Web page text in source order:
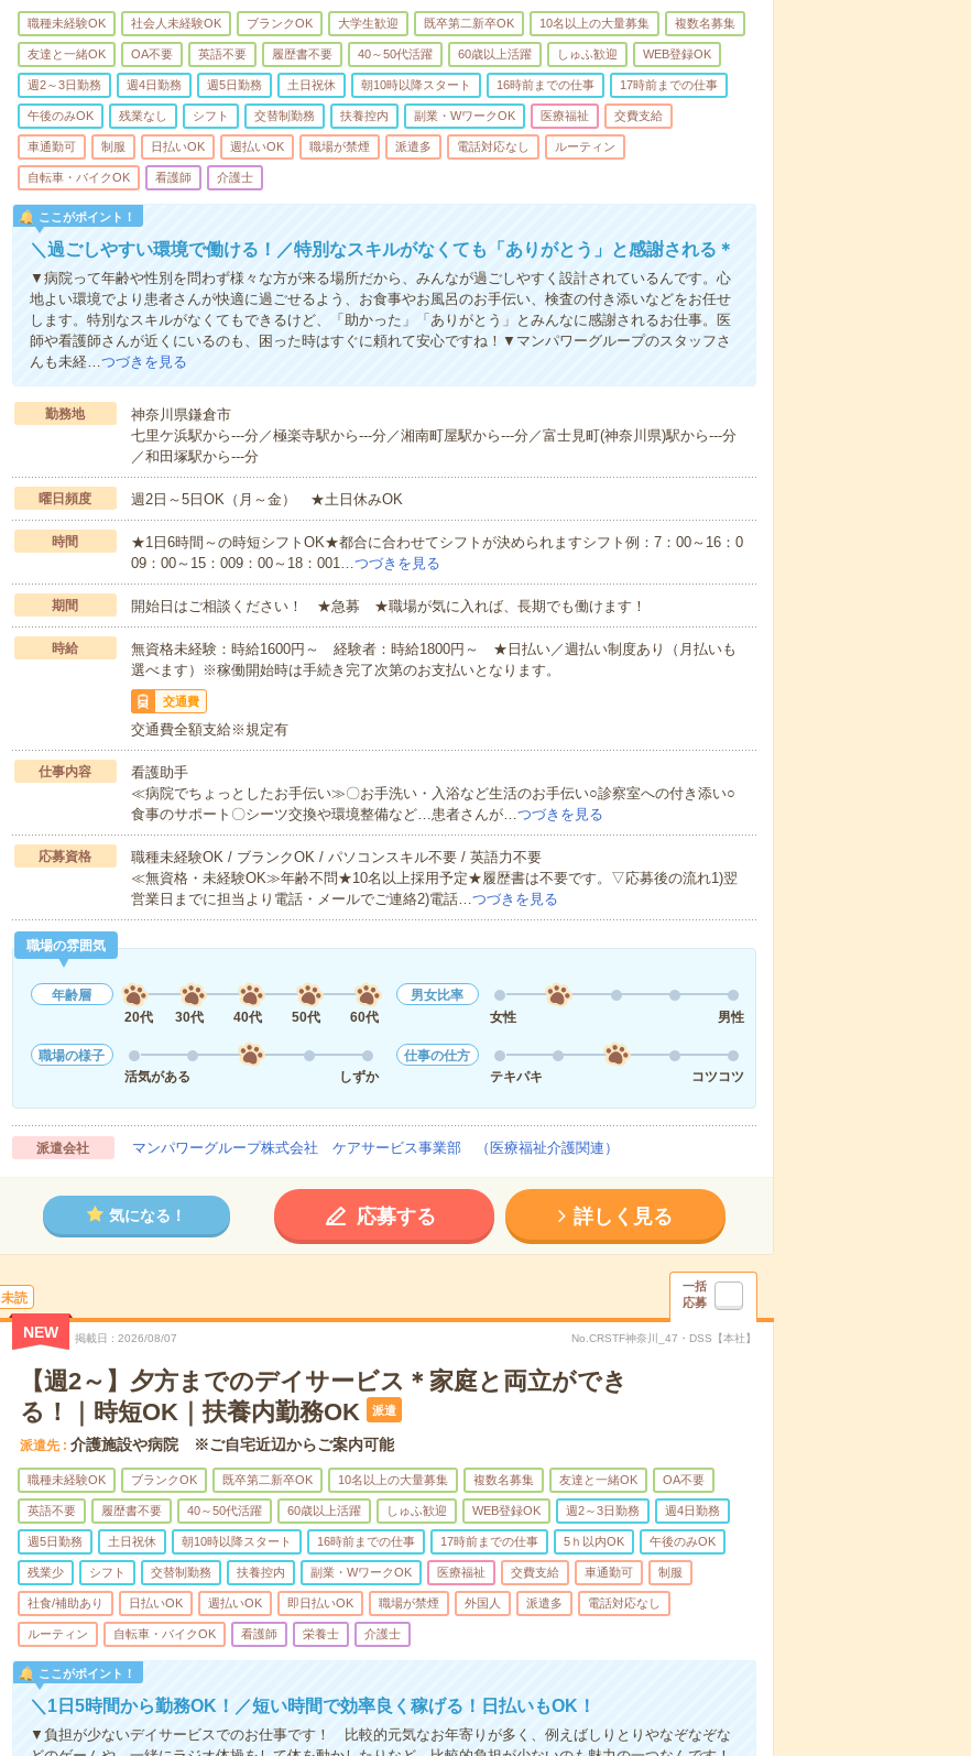
職種未経験OK 社会人未経験OK ブランクOK 大学生歓迎 既卒第二新卒OK 10名以上の大量募集 複数名募集
友達と一緒OK OA不要 英語不要 履歴書不要 40～50代活躍 60歳以上活躍 しゅふ歓迎 WEB登録OK
週2～3日勤務 週4日勤務 週5日勤務 土日祝休 朝10時以降スタート 16時前までの仕事 17時前までの仕事
午後のみOK 残業なし シフト 交替制勤務 扶養控内 副業・WワークOK 医療福祉 交費支給
車通勤可 制服 日払いOK 週払いOK 職場が禁煙 派遣多 電話対応なし ルーティン
自転車・バイクOK 看護師 介護士
ここがポイント！
＼過ごしやすい環境で働ける！／特別なスキルがなくても「ありがとう」と感謝される＊
▼病院って年齢や性別を問わず様々な方が来る場所だから、みんなが過ごしやすく設計されているんです。心
地よい環境でより患者さんが快適に過ごせるよう、お食事やお風呂のお手伝い、検査の付き添いなどをお任せ
します。特別なスキルがなくてもできるけど、「助かった」「ありがとう」とみんなに感謝されるお仕事。医
師や看護師さんが近くにいるのも、困った時はすぐに頼れて安心ですね！▼マンパワーグループのスタッフさ
んも未経…つづきを見る
勤務地
神奈川県鎌倉市
七里ケ浜駅から---分／極楽寺駅から---分／湘南町屋駅から---分／富士見町(神奈川県)駅から---分
／和田塚駅から---分
曜日頻度 週2日～5日OK（月～金） ★土日休みOK
時間
★1日6時間～の時短シフトOK★都合に合わせてシフトが決められますシフト例：7：00～16：0
09：00～15：009：00～18：001…つづきを見る
期間 開始日はご相談ください！ ★急募 ★職場が気に入れば、長期でも働けます！
時給
無資格未経験：時給1600円～ 経験者：時給1800円～ ★日払い／週払い制度あり（月払いも
選べます）※稼働開始時は手続き完了次第のお支払いとなります。
交通費
交通費全額支給※規定有
仕事内容
看護助手
≪病院でちょっとしたお手伝い≫〇お手洗い・入浴など生活のお手伝い○診察室への付き添い○
食事のサポート〇シーツ交換や環境整備など…患者さんが…つづきを見る
応募資格
職種未経験OK / ブランクOK / パソコンスキル不要 / 英語力不要
≪無資格・未経験OK≫年齢不問★10名以上採用予定★履歴書は不要です。▽応募後の流れ1)翌
営業日までに担当より電話・メールでご連絡2)電話…つづきを見る
職場の雰囲気
年齢層
20代
30代 40代 50代 60代
男女比率
女性
男性
職場の様子
活気がある
しずか
仕事の仕方
テキパキ
コツコツ
派遣会社 マンパワーグループ株式会社 ケアサービス事業部 （医療福祉介護関連）
気になる！ 応募する 詳しく見る
未読
一括
応募
NEW 掲載日 2026/08/07 No.CRSTF神奈川_47・DSS【本社】
【週2～】夕方までのデイサービス＊家庭と両立ができ
る！｜時短OK｜扶養内勤務OK
派遣
派遣先 介護施設や病院 ※ご自宅近辺からご案内可能
職種未経験OK ブランクOK 既卒第二新卒OK 10名以上の大量募集 複数名募集 友達と一緒OK OA不要
英語不要 履歴書不要 40～50代活躍 60歳以上活躍 しゅふ歓迎 WEB登録OK 週2～3日勤務 週4日勤務
週5日勤務 土日祝休 朝10時以降スタート 16時前までの仕事 17時前までの仕事 5ｈ以内OK 午後のみOK
残業少 シフト 交替制勤務 扶養控内 副業・WワークOK 医療福祉 交費支給 車通勤可 制服
社食/補助あり 日払いOK 週払いOK 即日払いOK 職場が禁煙 外国人 派遣多 電話対応なし
ルーティン 自転車・バイクOK 看護師 栄養士 介護士
ここがポイント！
＼1日5時間から勤務OK！／短い時間で効率良く稼げる！日払いもOK！
▼負担が少ないデイサービスでのお仕事です！ 比較的元気なお年寄りが多く、例えばしりとりやなぞなぞな